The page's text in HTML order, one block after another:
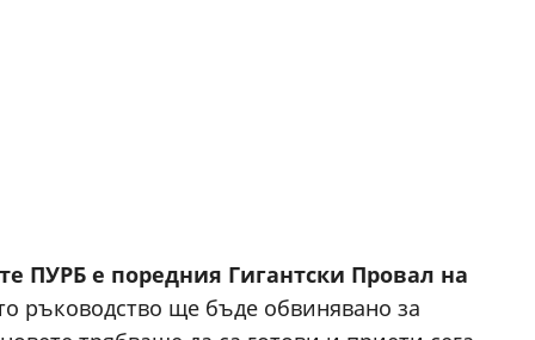
ПУРБ е поредния Гигантски Провал на
ръководство ще бъде обвинявано за